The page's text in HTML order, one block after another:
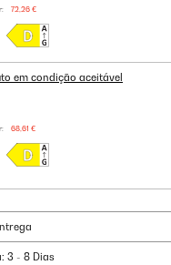
72,26 €
em condição aceitável
68,61 €
3 - 8 Dias